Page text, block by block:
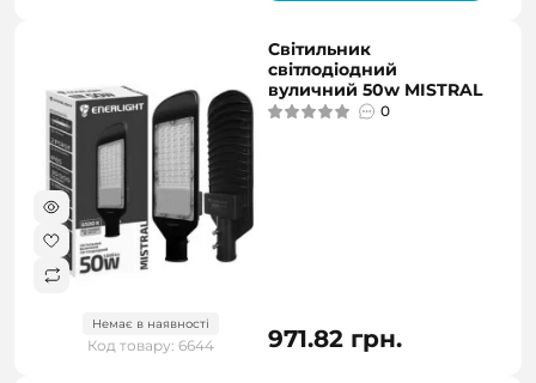
Немає в наявності
Код товару: 6644
Світильник
світлодіодний
вуличний 50w MISTRAL
0
971.82 грн.